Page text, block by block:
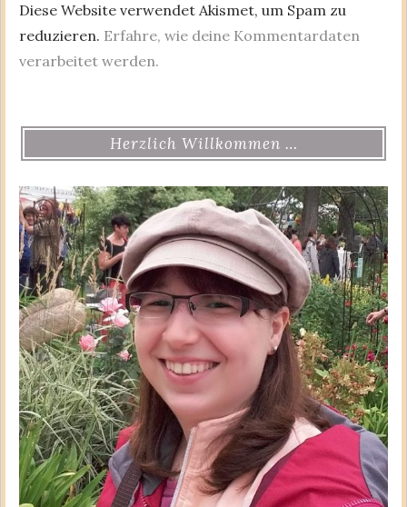
Diese Website verwendet Akismet, um Spam zu
reduzieren. Erfahre, wie deine Kommentardaten
verarbeitet werden.
Herzlich Willkommen …